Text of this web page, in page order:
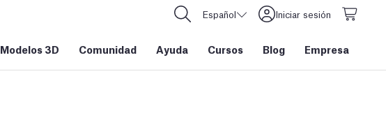
Español Iniciar sesión
Modelos 3D Comunidad Ayuda Cursos Blog Empresa